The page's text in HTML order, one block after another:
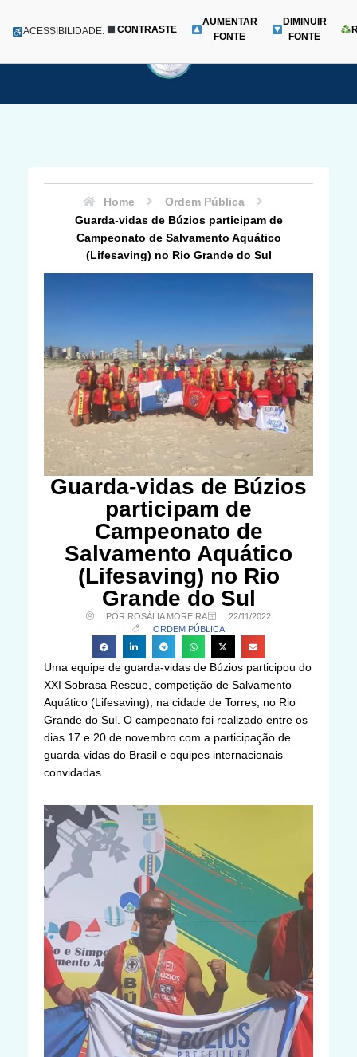
para
Menu
ACESSIBILIDADE: CONTRASTE
AUMENTAR
FONTE
DIMINUIR
FONTE
Home
Ordem Pública
Guarda-vidas de Búzios participam de
Campeonato de Salvamento Aquático
(Lifesaving) no Rio Grande do Sul
Guarda-vidas de Búzios
participam de
Campeonato de
Salvamento Aquático
(Lifesaving) no Rio
Grande do Sul
POR ROSÁLIA MOREIRA
22/11/2022
ORDEM PÚBLICA
Uma equipe de guarda-vidas de Búzios participou do
XXI Sobrasa Rescue, competição de Salvamento
Aquático (Lifesaving), na cidade de Torres, no Rio
Grande do Sul. O campeonato foi realizado entre os
dias 17 e 20 de novembro com a participação de
guarda-vidas do Brasil e equipes internacionais
convidadas.